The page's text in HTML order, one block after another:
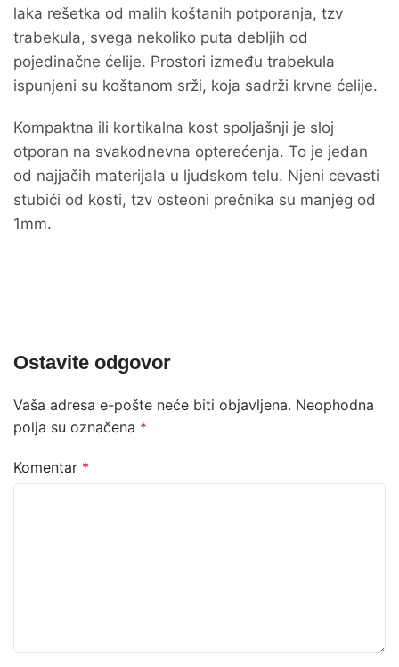
laka rešetka od malih koštanih potporanja, tzv
trabekula, svega nekoliko puta debljih od
pojedinačne ćelije. Prostori između trabekula
ispunjeni su koštanom srži, koja sadrži krvne ćelije.
Kompaktna ili kortikalna kost spoljašnji je sloj
otporan na svakodnevna opterećenja. To je jedan
od najjačih materijala u ljudskom telu. Njeni cevasti
stubići od kosti, tzv osteoni prečnika su manjeg od
1mm.
Ostavite odgovor
Vaša adresa e-pošte neće biti objavljena. Neophodna
polja su označena *
Komentar *